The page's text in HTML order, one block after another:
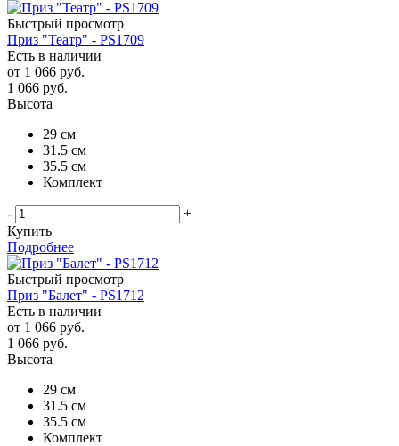
Быстрый просмотр
Приз "Театр" - PS1709
Есть в наличии
от 1 066 руб.
1 066 руб.
Высота
29 см
31.5 см
35.5 см
Комплект
-
+
Купить
Подробнее
Быстрый просмотр
Приз "Балет" - PS1712
Есть в наличии
от 1 066 руб.
1 066 руб.
Высота
29 см
31.5 см
35.5 см
Комплект